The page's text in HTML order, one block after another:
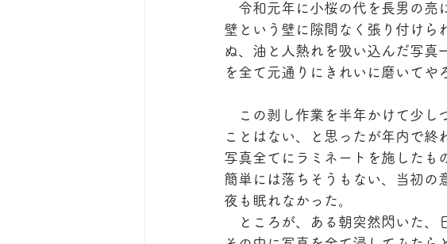
令和元年に小桜の代を長男の亮
壁という壁に隙間なく張り付けら
ぬ、油と人熱れを吸い込んだ写真
を全て元通りにきれいに磨いてや
この剥し作業を半年かけて少し
ことはない、と思ったが年内で終
写真全てにラミネートを施したも
簡単には落ちそうもない、当初の
夜も眠れなかった。
ところが、ある朝突然閃いた、